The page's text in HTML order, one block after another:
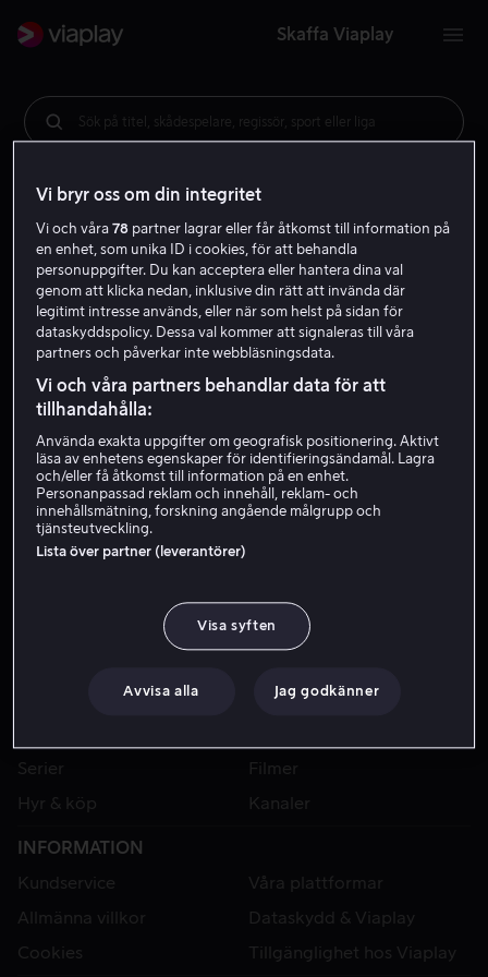
Skaffa Viaplay
Sök på titel, skådespelare, regissör, sport eller liga
Serier
Filmer
Hyr & köp
Kanaler
INFORMATION
Kundservice
Våra plattformar
Allmänna villkor
Dataskydd & Viaplay
Cookies
Tillgänglighet hos Viaplay
Vi bryr oss om din integritet
Vi och våra78 partner lagrar eller får åtkomst till information på
en enhet, som unika ID i cookies, för att behandla
personuppgifter. Du kan acceptera eller hantera dina val
genom att klicka nedan, inklusive din rätt att invända där
legitimt intresse används, eller när som helst på sidan för
dataskyddspolicy. Dessa val kommer att signaleras till våra
partners och påverkar inte webbläsningsdata.
Vi och våra partners behandlar data för att
tillhandahålla:
Använda exakta uppgifter om geografisk positionering. Aktivt
läsa av enhetens egenskaper för identifieringsändamål. Lagra
och/eller få åtkomst till information på en enhet.
Personanpassad reklam och innehåll, reklam- och
innehållsmätning, forskning angående målgrupp och
tjänsteutveckling.
Lista över partner (leverantörer)
Visa syften
Avvisa alla Jag godkänner